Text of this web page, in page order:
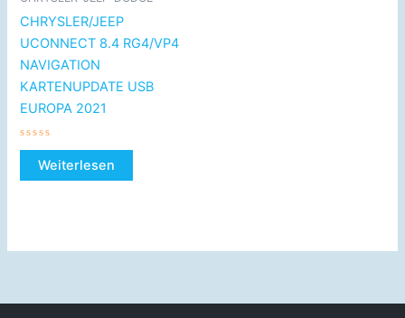
CHRYSLER/JEEP
UCONNECT 8.4 RG4/VP4
NAVIGATION
KARTENUPDATE USB
EUROPA 2021
Bewertet
mit
von
Weiterlesen